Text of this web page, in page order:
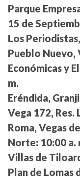
Parque
15 de
Los
Pueblo Nuevo,
Económicas y
m.
Eréndida,
Vega 172, Res.
Roma, Vegas
Norte: 10:00 a.
Villas de
Plan de Lomas